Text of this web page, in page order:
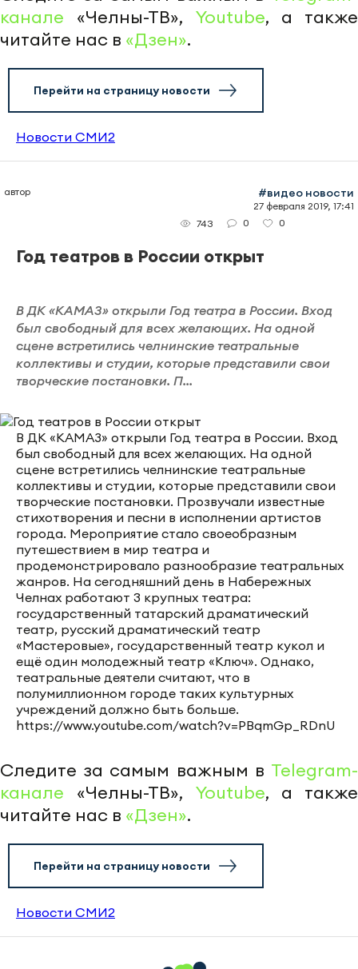
канале «Челны-ТВ», Youtube, а также
читайте нас в «Дзен».
Перейти на страницу новости
Новости СМИ2
автор #видео новости
27 февраля 2019, 17:41
743
0 0
Год театров в России открыт
В ДК «КАМАЗ» открыли Год театра в России. Вход
был свободный для всех желающих. На одной
сцене встретились челнинские театральные
коллективы и студии, которые представили свои
творческие постановки. П...
В ДК «КАМАЗ» открыли Год театра в России. Вход
был свободный для всех желающих. На одной
сцене встретились челнинские театральные
коллективы и студии, которые представили свои
творческие постановки. Прозвучали известные
стихотворения и песни в исполнении артистов
города. Мероприятие стало своеобразным
путешествием в мир театра и
продемонстрировало разнообразие театральных
жанров. На сегодняшний день в Набережных
Челнах работают 3 крупных театра:
государственный татарский драматический
театр, русский драматический театр
«Мастеровые», государственный театр кукол и
ещё один молодежный театр «Ключ». Однако,
театральные деятели считают, что в
полумиллионном городе таких культурных
учреждений должно быть больше.
https://www.youtube.com/watch?v=PBqmGp_RDnU
Следите за самым важным в Telegram-
канале «Челны-ТВ», Youtube, а также
читайте нас в «Дзен».
Перейти на страницу новости
Новости СМИ2